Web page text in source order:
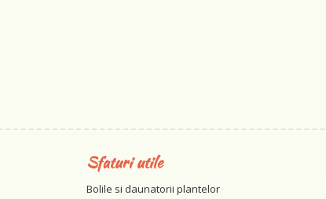
Sfaturi utile
Bolile si daunatorii plantelor